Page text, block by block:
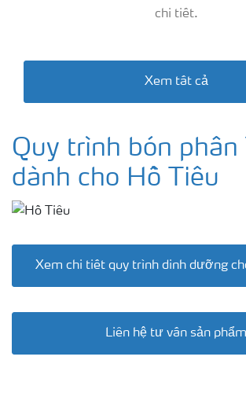
chi tiết.
Xem tất cả
Quy trình bón phân
dành cho Hồ Tiêu
Xem chi tiết quy trình dinh dưỡng
Liên hệ tư vấn sản phẩm